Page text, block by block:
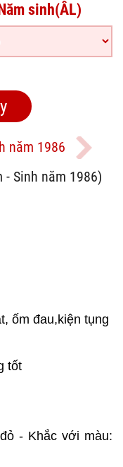
sinh(ÂL)
năm 1986
- Sinh năm 1986)
ốm đau,kiện tụng
tốt
- Khắc với màu: